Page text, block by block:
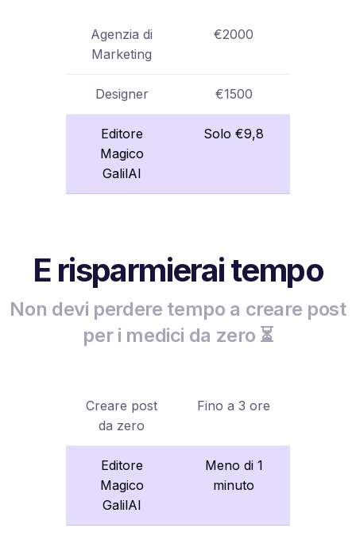
Agenzia di
Marketing
€2000
Designer €1500
Editore
Magico
GalilAI
Solo €9,8
E risparmierai tempo
Non devi perdere tempo a creare post
per i medici da zero ⏳
Creare post
da zero
Fino a 3 ore
Editore
Magico
GalilAI
Meno di 1
minuto